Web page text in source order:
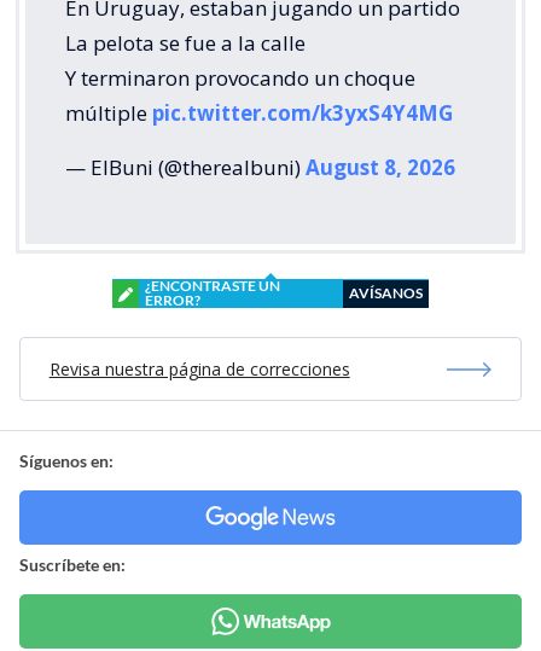
En Uruguay, estaban jugando un partido
La pelota se fue a la calle
Y terminaron provocando un choque
múltiple pic.twitter.com/k3yxS4Y4MG
— ElBuni (@therealbuni)August 8, 2026
¿ENCONTRASTE UN
ERROR?
AVÍSANOS
Revisa nuestra página de correcciones
Síguenos en:
Suscríbete en: